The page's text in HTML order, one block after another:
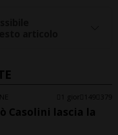
1 gior 149 379
Casolini lascia la